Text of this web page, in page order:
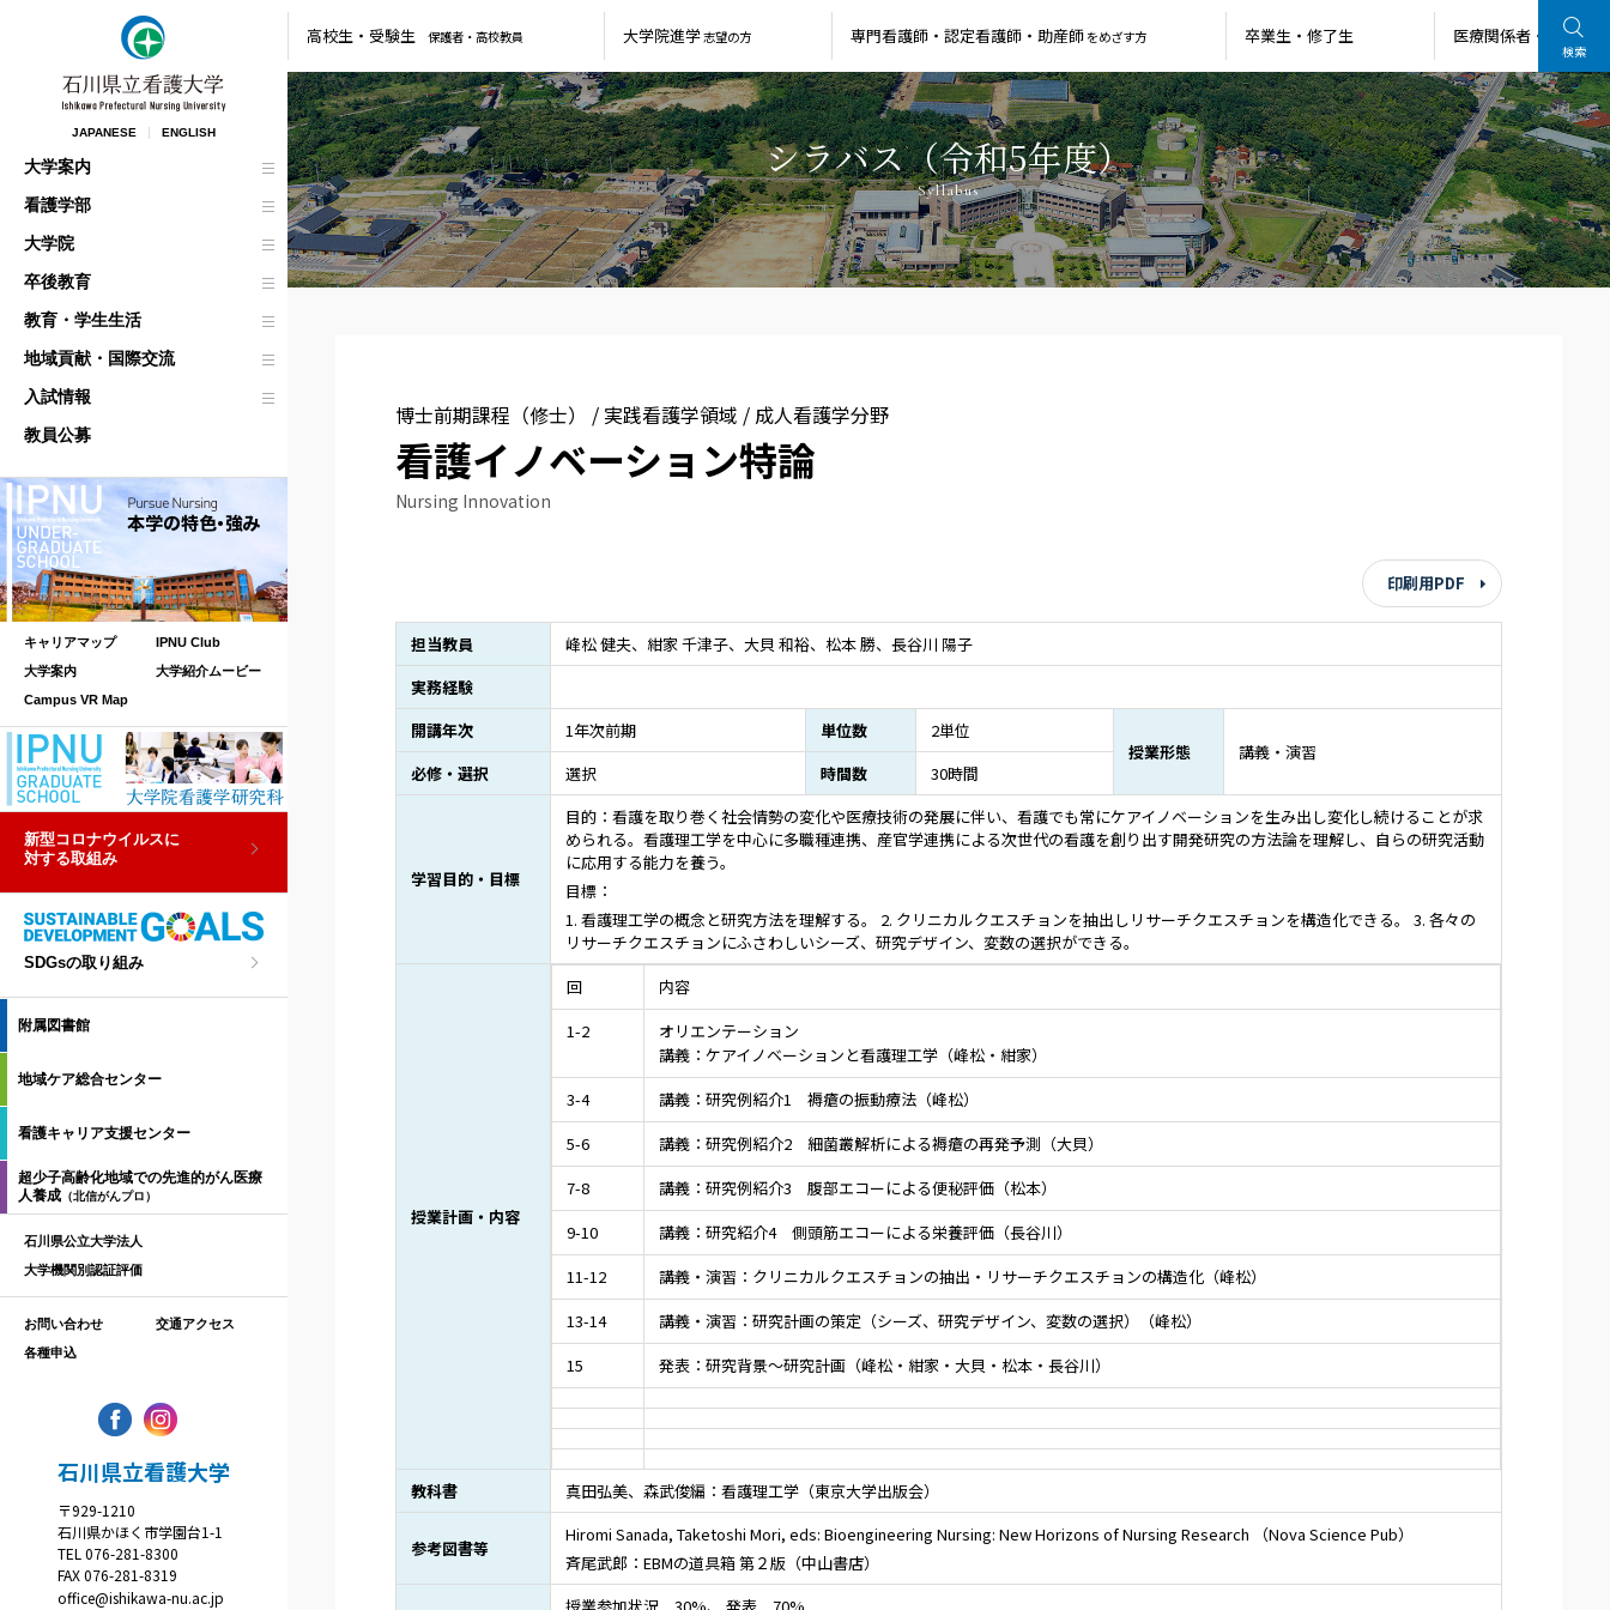
検索
JAPANESE ENGLISH
大学案内
看護学部
大学院
卒後教育
教育・学生生活
地域貢献・国際交流
入試情報
教員公募
キャリアマップ
IPNU Club
大学案内
大学紹介ムービー
Campus VR Map
新型コロナウイルスに
対する取組み
SDGsの取り組み
附属図書館
地域ケア総合センター
看護キャリア支援センター
超少子高齢化地域での先進的がん医療
人養成 （北信がんプロ）
石川県公立大学法人
大学機関別認証評価
お問い合わせ
交通アクセス
各種申込
石川県立看護大学
〒929-1210
石川県かほく市学園台1-1
TEL 076-281-8300
FAX 076-281-8319
office@ishikawa-nu.ac.jp
高校生・ 受験生 保護者・ 高校教員 大学院進学志望の方 専門看護師・ 認定看護師・ 助産師 をめざす方 卒業生・修了生 医療関係者・ 一般の方
シラバス（令和5年度）
Syllabus
博士前期課程（修士） / 実践看護学領域 / 成人看護学分野
看護イノベーション特論
Nursing Innovation
印刷用PDF
担当教員
峰松 健夫、紺家 千津子、大貝 和裕、松本 勝、長谷川 陽子
実務経験
開講年次
1年次前期 単位数
2単位
授業形態
講義・演習
必修・選択
選択 時間数 30時間
学習目的・目標
目的：看護を取り巻く社会情勢の変化や医療技術の発展に伴い、看護でも常にケアイノベーションを生み出し変化し続けることが求
められる。看護理工学を中心に多職種連携、産官学連携による次世代の看護を創り出す開発研究の方法論を理解し、自らの研究活動
に応用する能力を養う。
目標：
1. 看護理工学の概念と研究方法を理解する。 2. クリニカルクエスチョンを抽出しリサーチクエスチョンを構造化できる。 3. 各々の
リサーチクエスチョンにふさわしいシーズ、研究デザイン、変数の選択ができる。
授業計画・内容
回
内容
1-2
オリエンテーション
講義：ケアイノベーションと看護理工学（峰松・紺家）
3-4
講義：研究例紹介1 褥瘡の振動療法（峰松）
5-6
講義：研究例紹介2 細菌叢解析による褥瘡の再発予測（大貝）
7-8
講義：研究例紹介3 腹部エコーによる便秘評価（松本）
9-10
講義：研究紹介4 側頭筋エコーによる栄養評価（長谷川）
11-12
講義・演習：クリニカルクエスチョンの抽出・リサーチクエスチョンの構造化（峰松）
13-14
講義・演習：研究計画の策定（シーズ、研究デザイン、変数の選択）（峰松）
15
発表：研究背景～研究計画（峰松・紺家・大貝・松本・長谷川）
教科書 真田弘美、森武俊編：看護理工学（東京大学出版会）
参考図書等
Hiromi Sanada, Taketoshi Mori, eds: Bioengineering Nursing: New Horizons of Nursing Research （Nova Science Pub）
斉尾武郎：EBMの道具箱 第２版（中山書店）